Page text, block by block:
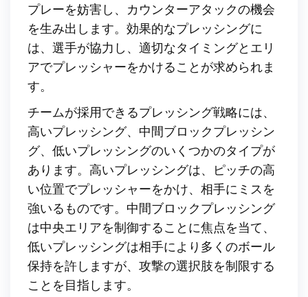
プレーを妨害し、カウンターアタックの機会
を生み出します。効果的なプレッシングに
は、選手が協力し、適切なタイミングとエリ
アでプレッシャーをかけることが求められま
す。
チームが採用できるプレッシング戦略には、
高いプレッシング、中間ブロックプレッシン
グ、低いプレッシングのいくつかのタイプが
あります。高いプレッシングは、ピッチの高
い位置でプレッシャーをかけ、相手にミスを
強いるものです。中間ブロックプレッシング
は中央エリアを制御することに焦点を当て、
低いプレッシングは相手により多くのボール
保持を許しますが、攻撃の選択肢を制限する
ことを目指します。